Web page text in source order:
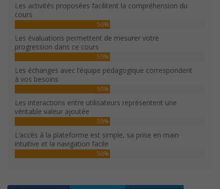
Les activités proposées facilitent la compréhension du
cours
50%
Les évaluations permettent de mesurer votre
progression dans ce cours
50%
Les échanges avec l’équipe pédagogique correspondent
à vos besoins
50%
Les interactions entre utilisateurs représentent une
véritable valeur ajoutée
50%
L’accès à la plateforme est simple, sa prise en main
intuitive et la navigation facile
50%